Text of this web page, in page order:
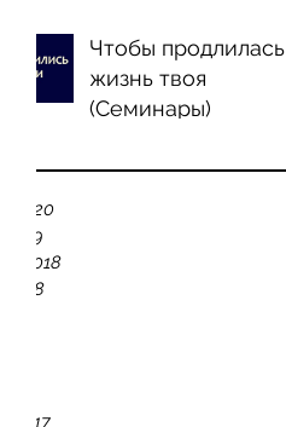
Чтобы продлилась
жизнь твоя
(Семинары)
2020
2018
2018
2017